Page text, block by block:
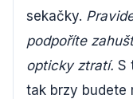
sekačky.
podpoříte
opticky ztratí. S
tak brzy budete